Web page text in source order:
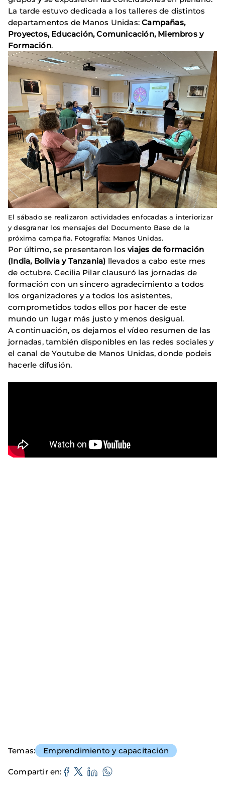
La tarde estuvo dedicada a los talleres de distintos
departamentos de Manos Unidas:Campañas,
Proyectos, Educación, Comunicación, Miembros y
Formación.
El sábado se realizaron actividades enfocadas a interiorizar
y desgranar los mensajes del Documento Base de la
próxima campaña. Fotografía: Manos Unidas.
Por último, se presentaron losviajes de formación
(India, Bolivia y Tanzania) llevados a cabo este mes
de octubre. Cecilia Pilar clausuró las jornadas de
formación con un sincero agradecimiento a todos
los organizadores y a todos los asistentes,
comprometidos todos ellos por hacer de este
mundo un lugar más justo y menos desigual.
A continuación, os dejamos el vídeo resumen de las
jornadas, también disponibles en las redes sociales y
el canal de Youtube de Manos Unidas, donde podeis
hacerle difusión.
Temas Emprendimiento y capacitación
Compartir en